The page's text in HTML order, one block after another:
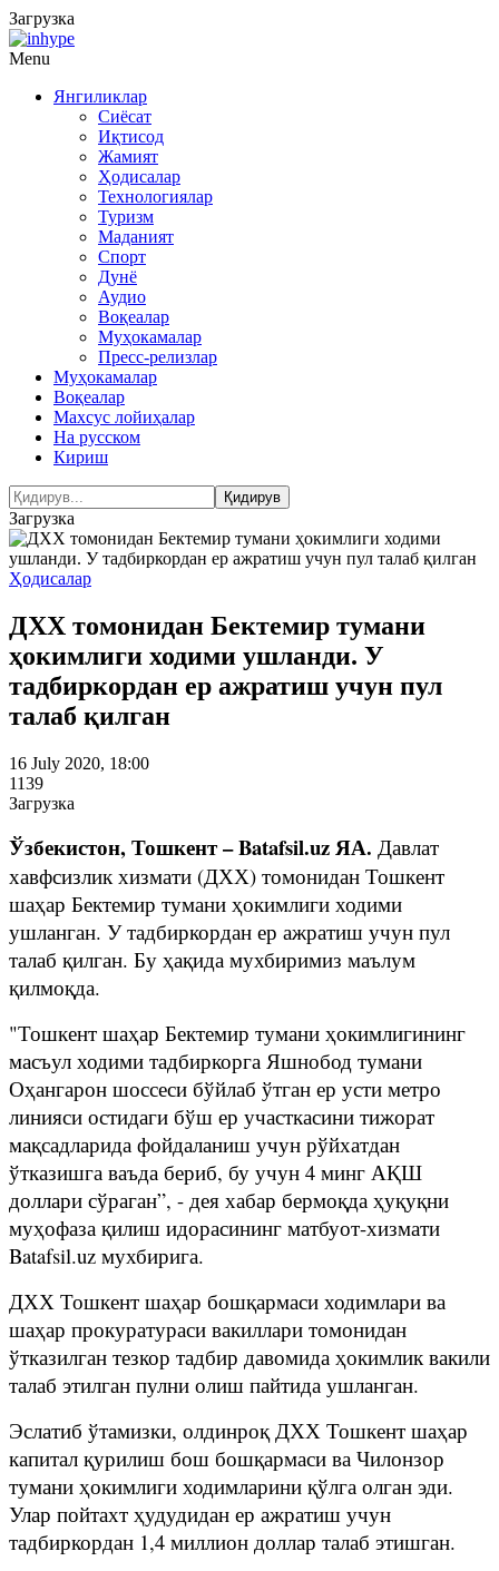
Загрузка
Menu
Янгиликлар
Сиёсат
Иқтисод
Жамият
Ҳодисалар
Технологиялар
Туризм
Маданият
Спорт
Дунё
Аудио
Воқеалар
Муҳокамалар
Пресс-релизлар
Муҳокамалар
Воқеалар
Махсус лойиҳалар
На русском
Кириш
Загрузка
Ҳодисалар
ДХХ томонидан Бектемир тумани
ҳокимлиги ходими ушланди. У
тадбиркордан ер ажратиш учун пул
талаб қилган
16 July 2020, 18:00
1139
Загрузка
Ўзбекистон, Тошкент – Batafsil.uz ЯА. Давлат
хавфсизлик хизмати (ДХХ) томонидан Тошкент
шаҳар Бектемир тумани ҳокимлиги ходими
ушланган. У тадбиркордан ер ажратиш учун пул
талаб қилган. Бу ҳақида мухбиримиз маълум
қилмоқда.
"Тошкент шаҳар Бектемир тумани ҳокимлигининг
масъул ходими тадбиркорга Яшнобод тумани
Оҳангарон шоссеси бўйлаб ўтган ер усти метро
линияси остидаги бўш ер участкасини тижорат
мақсадларида фойдаланиш учун рўйхатдан
ўтказишга ваъда бериб, бу учун 4 минг АҚШ
доллари сўраган”, - дея хабар бермоқда ҳуқуқни
муҳофаза қилиш идорасининг матбуот-хизмати
Batafsil.uz мухбирига.
ДХХ Тошкент шаҳар бошқармаси ходимлари ва
шаҳар прокуратураси вакиллари томонидан
ўтказилган тезкор тадбир давомида ҳокимлик вакили
талаб этилган пулни олиш пайтида ушланган.
Эслатиб ўтамизки, олдинроқ ДХХ Тошкент шаҳар
капитал қурилиш бош бошқармаси ва Чилонзор
тумани ҳокимлиги ходимларини қўлга олган эди.
Улар пойтахт ҳудудидан ер ажратиш учун
тадбиркордан 1,4 миллион доллар талаб этишган.